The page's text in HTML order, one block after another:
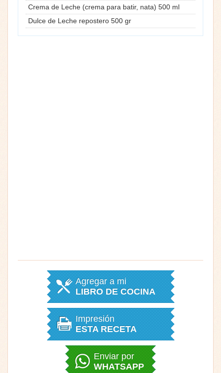
Crema de Leche (crema para batir, nata) 500 ml
Dulce de Leche repostero 500 gr
Agregar a mi
LIBRO DE COCINA
Impresión
ESTA RECETA
Enviar por
WHATSAPP